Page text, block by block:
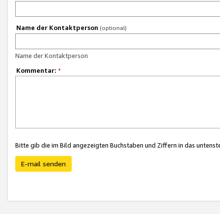
Name der Kontaktperson (optional)
Name der Kontaktperson
Kommentar: *
Bitte gib die im Bild angezeigten Buchstaben und Ziffern in das
E-mail senden